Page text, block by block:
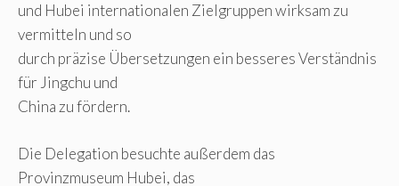
und Hubei internationalen Zielgruppen wirksam zu
vermitteln und so
durch präzise Übersetzungen ein besseres Verständnis
für Jingchu und
China zu fördern.
Die Delegation besuchte außerdem das
Provinzmuseum Hubei, das